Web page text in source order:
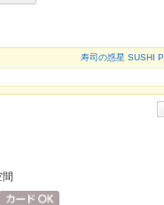
寿司の惑星 SUSHI